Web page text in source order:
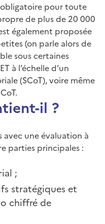
obligatoire pour toute
de plus de 20 000
également proposée
(on parle alors de
sous certaines
à l’échelle d’un
(SCoT), voire même
il ?
avec une évaluation à
parties principales :
;
stratégiques et
chiffré de